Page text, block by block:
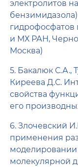
электролитов
и МХ РАН,
Москва)
5. Бакалюк С.А.,
Киреева Д.С.
свойства
его
6. Злочевский
применения
молекулярной